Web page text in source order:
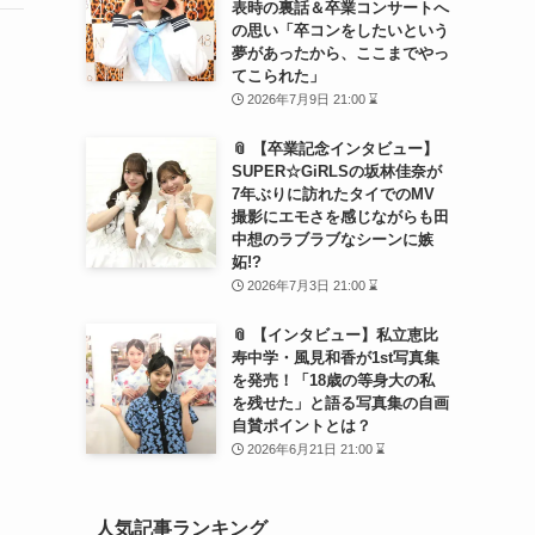
表時の裏話＆卒業コンサートへ
の思い「卒コンをしたいという
夢があったから、ここまでやっ
てこられた」
2026年7月9日 21:00 ⌛
📎 【卒業記念インタビュー】
SUPER☆GiRLSの坂林佳奈が
7年ぶりに訪れたタイでのMV
撮影にエモさを感じながらも田
中想のラブラブなシーンに嫉
妬!?
2026年7月3日 21:00 ⌛
📎 【インタビュー】私立恵比
寿中学・風見和香が1st写真集
を発売！「18歳の等身大の私
を残せた」と語る写真集の自画
自賛ポイントとは？
2026年6月21日 21:00 ⌛
人気記事ランキング